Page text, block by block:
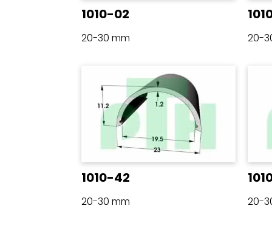
1010-02
20-30 mm 20-
1010-42
20-30 mm 20-